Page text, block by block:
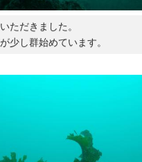
ただきました。
少し群始めています。